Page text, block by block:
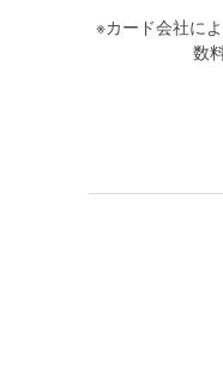
※カード会社に
数